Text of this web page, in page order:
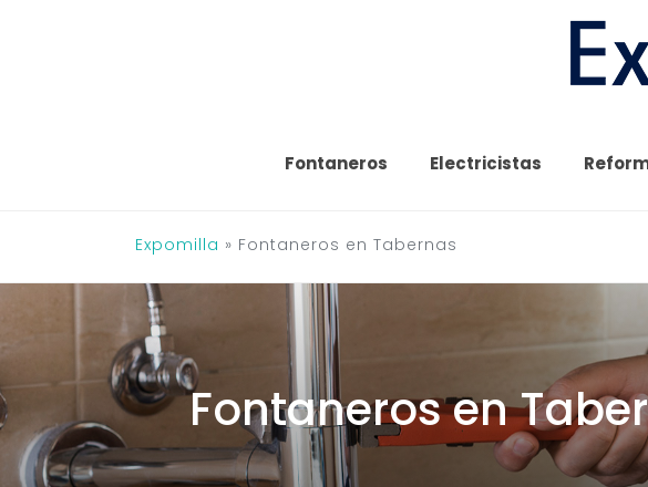
Fontaneros Electricistas
Expomilla » Fontaneros en Tabernas
Fontaneros en